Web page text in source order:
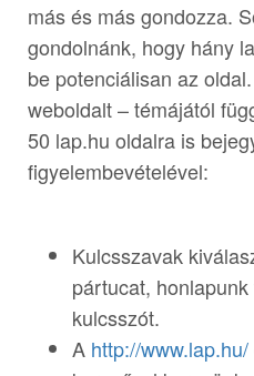
más és más gondozza.
gondolnánk, hogy hány
be potenciálisan az
weboldalt – témájától
50 lap.hu oldalra is
figyelembevételével:
Kulcsszavak
pártucat,
kulcsszót.
A http://www.lap.hu/